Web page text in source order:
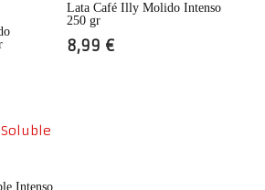
Lata Café Illy Molido Intenso
250 gr
8,99 €
Intenso